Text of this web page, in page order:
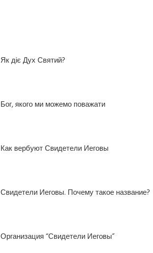
Як діє Дух Святий?
Бог, якого ми можемо поважати
Как вербуют Свидетели Иеговы
Свидетели Иеговы. Почему такое название?
Организация “Свидетели Иеговы”